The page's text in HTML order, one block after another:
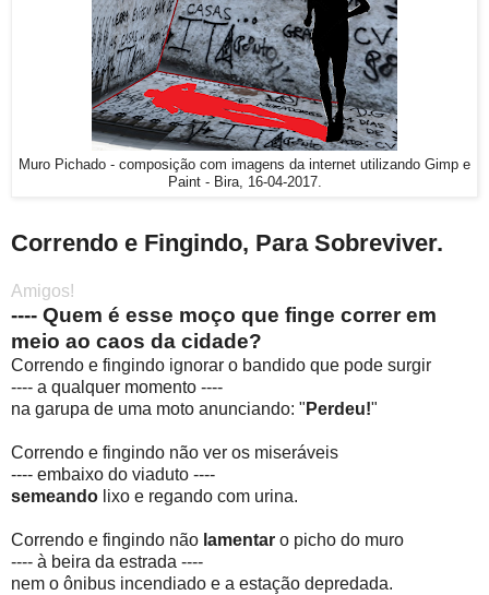
Muro Pichado - composição com imagens da internet utilizando Gimp e
Paint - Bira, 16-04-2017.
Correndo e Fingindo, Para Sobreviver.
Amigos!
---- Quem é esse moço que finge correr em
meio ao caos da cidade?
Correndo e fingindo ignorar o bandido que pode surgir
---- a qualquer momento ----
na garupa de uma moto anunciando: " Perdeu!"
Correndo e fingindo não ver os miseráveis
---- embaixo do viaduto ----
semeando lixo e regando com urina.
Correndo e fingindo não lamentar o picho do muro
---- à beira da estrada ----
nem o ônibus incendiado e a estação depredada.